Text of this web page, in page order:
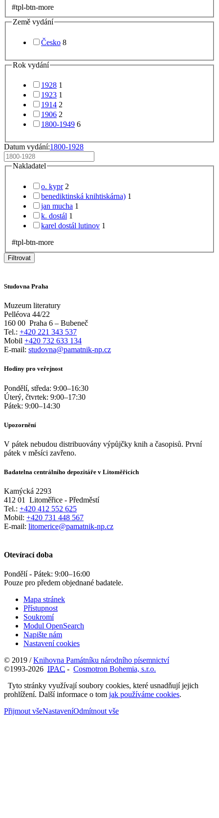
#tpl-btn-more
Země vydání
Česko 8
Rok vydání
1928 1
1923 1
1914 2
1906 2
1800-1949 6
Datum vydání:1800-1928
Nakladatel
o. kypr 2
benediktinská knihtiskárna) 1
jan mucha 1
k. dostál 1
karel dostál lutinov 1
#tpl-btn-more
Filtrovat
Studovna Praha
Muzeum literatury
Pelléova 44/22
160 00 Praha 6 – Bubeneč
Tel.: +420 221 343 537
Mobil +420 732 633 134
E-mail: studovna@pamatnik-np.cz
Hodiny pro veřejnost
Pondělí, středa: 9:00–16:30
Úterý, čtvrtek: 9:00–17:30
Pátek: 9:00–14:30
Upozornění
V pátek nebudou distribuovány výpůjčky knih a časopisů. První
pátek v měsíci zavřeno.
Badatelna centrálního depozitáře v Litoměřicích
Kamýcká 2293
412 01
Litoměřice - Předměstí
Tel.: +420 412 552 625
Mobil: +420 731 448 567
E-mail: litomerice@pamatnik-np.cz
Otevírací doba
Pondělí - Pátek: 9:00–16:00
Pouze pro předem objednané badatele.
Mapa stránek
Přístupnost
Soukromí
Modul OpenSearch
Napište nám
Nastavení cookies
© 2019 /Knihovna Památníku národního písemnictví
©1993-2026 IPAC - Cosmotron Bohemia, s.r.o.
Tyto stránky využívají soubory cookies, které usnadňují jejich
prohlížení. Další informace o tom jak používáme cookies.
Přijmout všeNastaveníOdmítnout vše